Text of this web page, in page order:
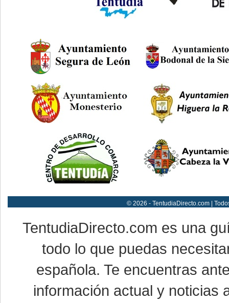
© 2026 - TentudiaDirecto.com |
TentudiaDirecto.com es una
todo lo que puedas
española. Te encuentras
información actual y noticias